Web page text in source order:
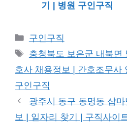
기 | 병원 구인구직
카
테
리
구인구직
태
그
충청북도 보은군 내북면
호사 채용정보 | 간호조무사
구인구직
광주시 동구 동명동 샵
보 | 일자리 찾기 | 구직사이